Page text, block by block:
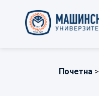
Почетна >